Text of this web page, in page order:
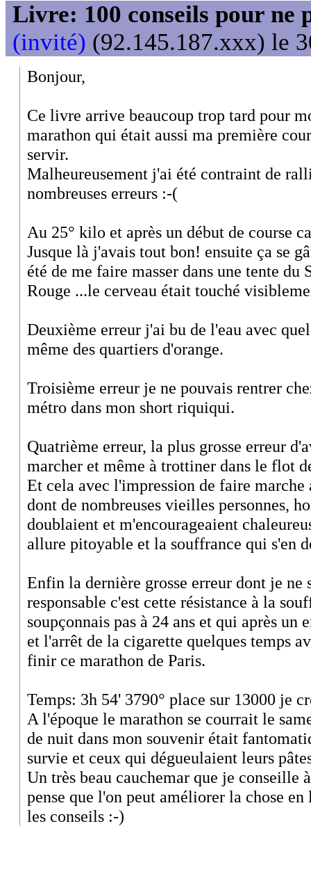
Livre: 100 conseils pour ne
(invité) (92.145.187.xxx) le
Bonjour,
Ce livre arrive beaucoup trop tard pour
marathon qui était aussi ma première
servir.
Malheureusement j'ai été contraint de
nombreuses erreurs :-(
Au 25° kilo et après un début de course
Jusque là j'avais tout bon! ensuite ça se
été de me faire masser dans une tente
Rouge ...le cerveau était touché
Deuxième erreur j'ai bu de l'eau avec
même des quartiers d'orange.
Troisième erreur je ne pouvais rentrer
métro dans mon short riquiqui.
Quatrième erreur, la plus grosse erreur
marcher et même à trottiner dans le flot
Et cela avec l'impression de faire marche
dont de nombreuses vieilles personnes,
doublaient et m'encourageaient
allure pitoyable et la souffrance qui s'en
Enfin la dernière grosse erreur dont je ne
responsable c'est cette résistance à la
soupçonnais pas à 24 ans et qui après un
et l'arrêt de la cigarette quelques temps
finir ce marathon de Paris.
Temps: 3h 54' 3790° place sur 13000 je
A l'époque le marathon se courrait le
de nuit dans mon souvenir était
survie et ceux qui dégueulaient leurs
Un très beau cauchemar que je conseille
pense que l'on peut améliorer la chose
les conseils :-)